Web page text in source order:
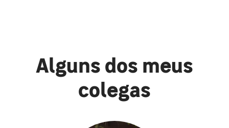
Alguns dos meus
colegas